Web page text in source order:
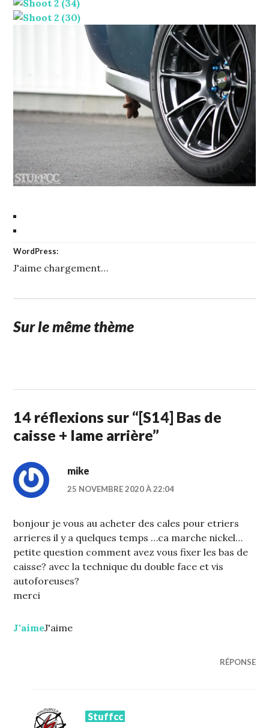
WordPress:
J'aime chargement…
Sur le même thème
14 réflexions sur “[S14] Bas de
caisse + lame arrière”
mike
25 NOVEMBRE 2020 À 22:04
bonjour je vous au acheter des cales pour etriers
arrieres il y a quelques temps …ca marche nickel…
petite question comment avez vous fixer les bas de
caisse? avec la technique du double face et vis
autoforeuses?
merci
J'aimeJ'aime
RÉPONSE
Stuffcc